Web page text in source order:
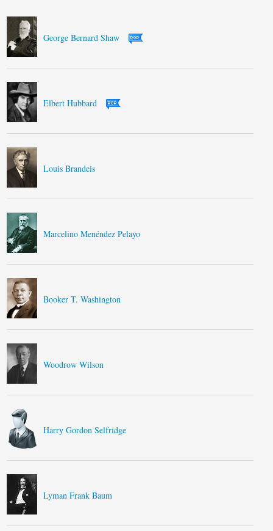
George Bernard Shaw
Elbert Hubbard
Louis Brandeis
Marcelino Menéndez Pelayo
Booker T. Washington
Woodrow Wilson
Harry Gordon Selfridge
Lyman Frank Baum